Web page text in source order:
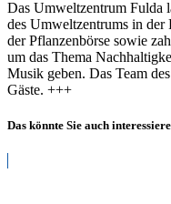
Das Umweltzentrum Fulda
des Umweltzentrums in der
der Pflanzenbörse sowie
um das Thema
Musik geben. Das Team
Gäste. +++
Das könnte Sie auch